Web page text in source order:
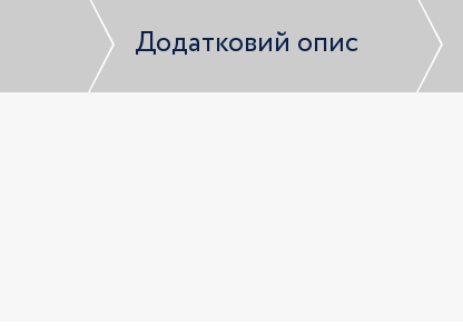
Додатковий опис